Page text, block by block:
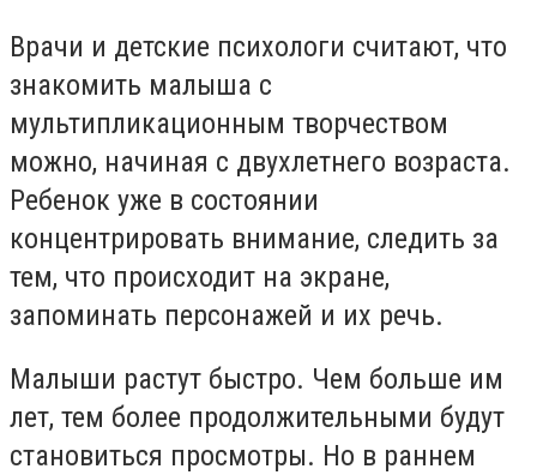
Врачи и детские психологи считают, что
знакомить малыша с
мультипликационным творчеством
можно, начиная с двухлетнего возраста.
Ребенок уже в состоянии
концентрировать внимание, следить за
тем, что происходит на экране,
запоминать персонажей и их речь.
Малыши растут быстро. Чем больше им
лет, тем более продолжительными будут
становиться просмотры. Но в раннем